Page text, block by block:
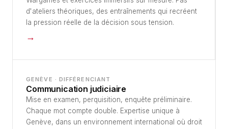
d'ateliers théoriques, des entraînements qui recréent
la pression réelle de la décision sous tension.
→
GENÈVE · DIFFÉRENCIANT
Communication judiciaire
Mise en examen, perquisition, enquête préliminaire.
Chaque mot compte double. Expertise unique à
Genève, dans un environnement international où droit